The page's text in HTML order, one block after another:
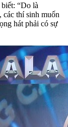
“Do là
thí sinh muốn
hát phải có sự